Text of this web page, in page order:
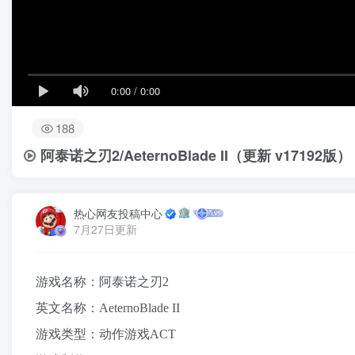
0:00 / 0:00
188
阿泰诺之刃2/AeternoBlade II（更新 v17192版）
热心网友投稿中心
7月27日更新
游戏名称：阿泰诺之刃2
英文名称：AeternoBlade II
游戏类型：动作游戏ACT